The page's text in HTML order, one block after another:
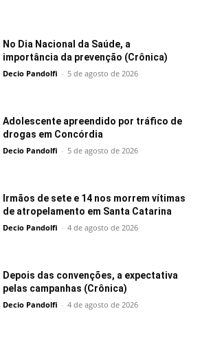
No Dia Nacional da Saúde, a
importância da prevenção (Crônica)
Decio Pandolfi - 5 de agosto de 2026
Adolescente apreendido por tráfico de
drogas em Concórdia
Decio Pandolfi - 5 de agosto de 2026
Irmãos de sete e 14 nos morrem vítimas
de atropelamento em Santa Catarina
Decio Pandolfi - 4 de agosto de 2026
Depois das convenções, a expectativa
pelas campanhas (Crônica)
Decio Pandolfi - 4 de agosto de 2026